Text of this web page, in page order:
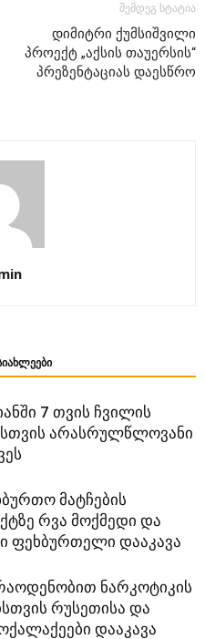
შემდეგ სტატია
დიმიტრი ქუმსიშვილი
პროექტ „აქსის თაუერსის“
პრეზენტაციას დაესწრო
7 თვის ჩვილის
არასრულწლოვანი
მატჩების
რვა მოქმედი და
ფეხბურთელი დააკავა
ნარკოტიკის
რუსეთისა და
დააკავა